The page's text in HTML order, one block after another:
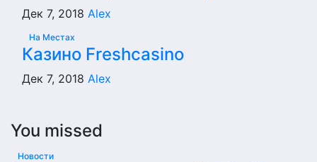
Дек 7, 2018 Alex
На Местах
Казино Freshcasino
Дек 7, 2018 Alex
You missed
Новости